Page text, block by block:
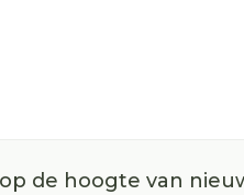
de hoogte van